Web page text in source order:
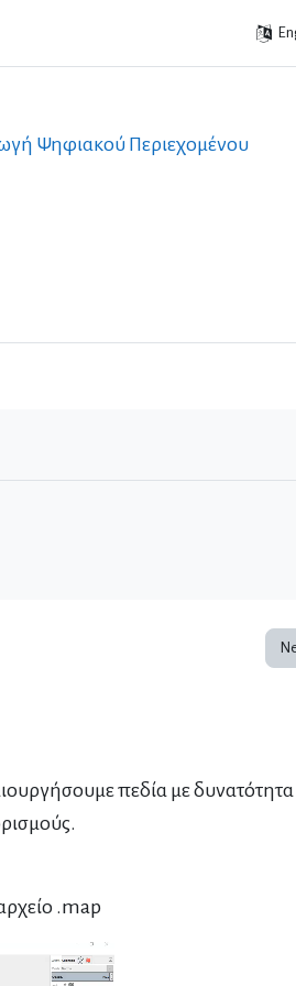
Ψηφιακού Περιεχομένου
πεδία με δυνατότητα
.map